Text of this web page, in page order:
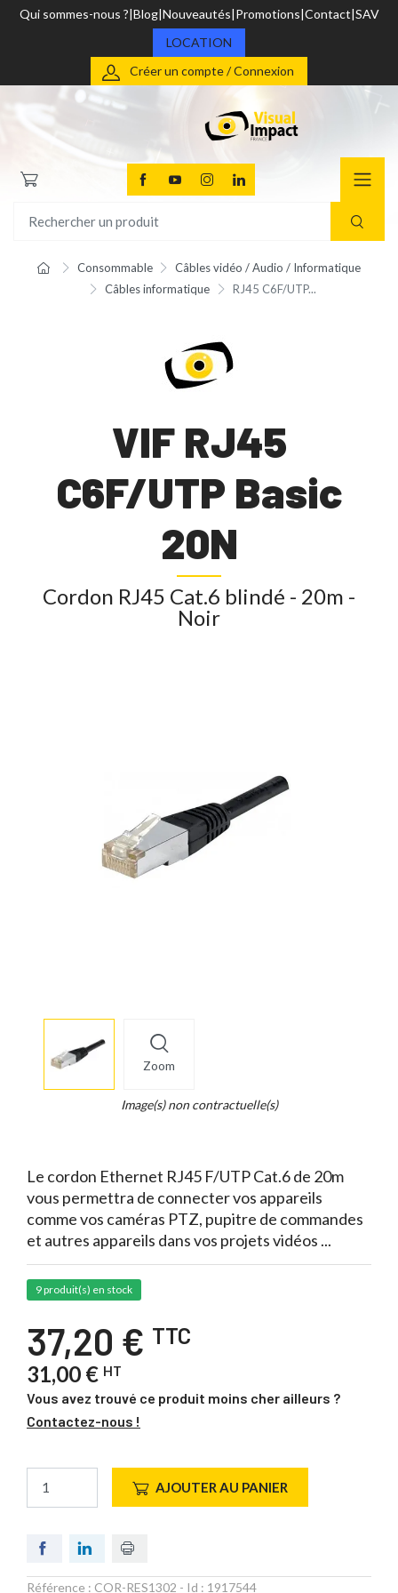
Qui sommes-nous ? Blog Nouveautés Promotions Contact SAV
LOCATION
Créer un compte / Connexion
Consommable
Câbles vidéo / Audio / Informatique
Câbles informatique
RJ45 C6F/UTP...
VIF RJ45
C6F/UTP Basic
20N
Cordon RJ45 Cat.6 blindé - 20m -
Noir
Zoom
info
Image(s) non contractuelle(s)
Le cordon Ethernet RJ45 F/UTP Cat.6 de 20m
vous permettra de connecter vos appareils
comme vos caméras PTZ, pupitre de commandes
et autres appareils dans vos projets vidéos ...
9 produit(s) en stock
37,20 € TTC
31,00 € HT
Vous avez trouvé ce produit moins cher ailleurs ?
Contactez-nous !
AJOUTER AU PANIER
Référence : COR-RES1302 - Id : 1917544